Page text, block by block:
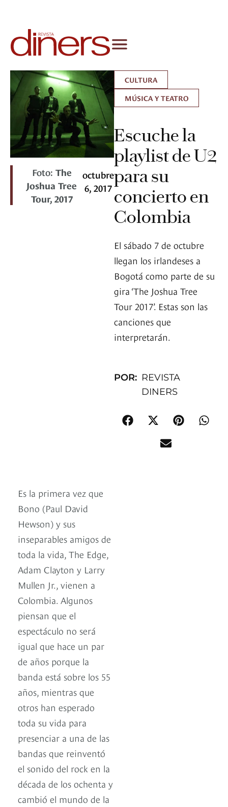
Foto: The
Joshua Tree
Tour, 2017
octubre
6, 2017
CULTURA
MÚSICA Y TEATRO
Escuche la
playlist de U2
para su
concierto en
Colombia
El sábado 7 de octubre
llegan los irlandeses a
Bogotá como parte de su
gira ‘The Joshua Tree
Tour 2017’. Estas son las
canciones que
interpretarán.
POR: REVISTA
DINERS
Es la primera vez que
Bono (Paul David
Hewson) y sus
inseparables amigos de
toda la vida, The Edge,
Adam Clayton y Larry
Mullen Jr., vienen a
Colombia. Algunos
piensan que el
espectáculo no será
igual que hace un par
de años porque la
banda está sobre los 55
años, mientras que
otros han esperado
toda su vida para
presenciar a una de las
bandas que reinventó
el sonido del rock en la
década de los ochenta y
cambió el mundo de la